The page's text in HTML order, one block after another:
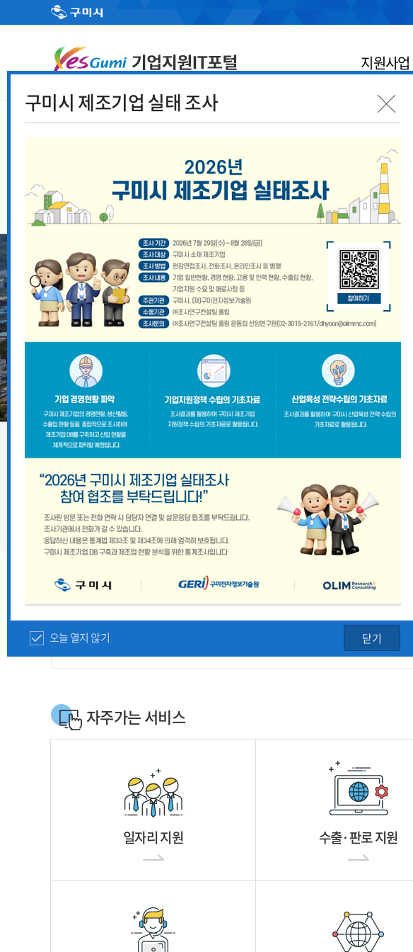
지원사업
구미시 제조기업 실태 조사
오늘 열지 않기 닫기
기업지원 공고
2026년 8월 구미시 중소기업 시설자금 융자지원 안내
경상북도 중대재해 예방 사각지대 해소 지원사업 모집공고
자주가는 서비스
일자리 지원 수출·판로 지원